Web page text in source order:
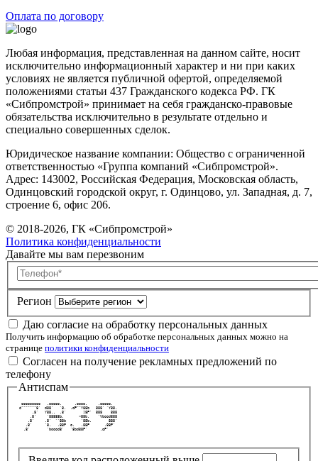
Оплата по договору
Любая информация, представленная на данном сайте, носит
исключительно информационный характер и ни при каких
условиях не является публичной офертой, определяемой
положениями статьи 437 Гражданского кодекса РФ. ГК
«Сибпромстрой» принимает на себя гражданско-правовые
обязательства исключительно в результате отдельно и
специально совершенных сделок.
Юридическое название компании: Общество с ограниченной
ответственностью «Группа компаний «Сибпромстрой».
Адрес: 143002, Российская Федерация, Московская область,
Одинцовский городской округ, г. Одинцово, ул. Западная, д. 7,
строение 6, офис 206.
© 2018-2026, ГК «Сибпромстрой»
Политика конфиденциальности
Давайте мы вам перезвоним
Телефон
Регион
Даю согласие на обработку персональных данных
Получить информацию об обработке персональных данных можно на
странице политики конфиденциальности
Согласен на получение рекламных предложений по
телефону
Антиспам
  ooooooooo   .ooooo.      .oooo.     .ooooo.
d"""""""8'  d88'   `8.  .dP""Y88b   888' `Y88.
       .8'   Y88..  .8'        ]8P'  888    888
      .8'     `88888b.       <88b.    `Vbood888
     .8'     .8'  ``88b       `88b.        888'
    .8'      `8.   .88P  o.   .88P       .88P'
   .8'        `boood8'   `8bd88P'      .oP'